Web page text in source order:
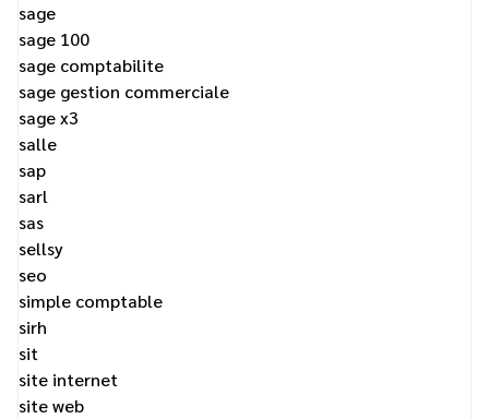
sage
sage 100
sage comptabilite
sage gestion commerciale
sage x3
salle
sap
sarl
sas
sellsy
seo
simple comptable
sirh
sit
site internet
site web